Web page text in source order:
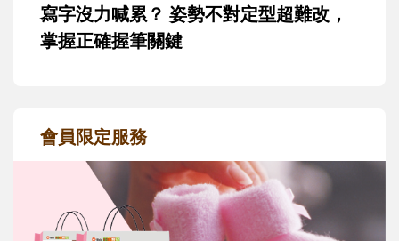
寫字沒力喊累？ 姿勢不對定型超難改，
掌握正確握筆關鍵
會員限定服務